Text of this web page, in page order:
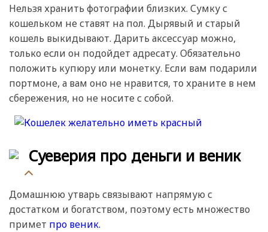
Нельзя хранить фотографии близких. Сумку с
кошельком не ставят на пол. Дырявый и старый
кошель выкидывают. Дарить аксессуар можно,
только если он подойдет адресату. Обязательно
положить купюру или монетку. Если вам подарили
портмоне, а вам оно не нравится, то храните в нем
сбережения, но не носите с собой.
Суеверия про деньги и веник
Домашнюю утварь связывают напрямую с
достатком и богатством, поэтому есть множество
примет про веник.